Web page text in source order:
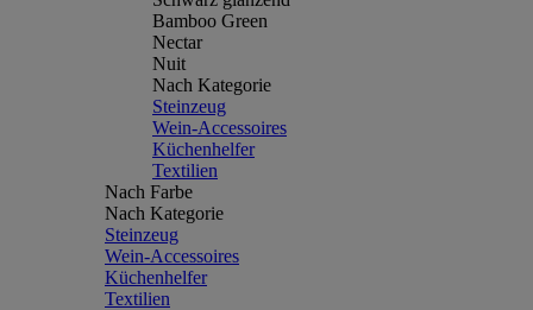
Bamboo Green
Nectar
Nuit
Nach Kategorie
Steinzeug
Wein-Accessoires
Küchenhelfer
Textilien
Nach Farbe
Nach Kategorie
Steinzeug
Wein-Accessoires
Küchenhelfer
Textilien